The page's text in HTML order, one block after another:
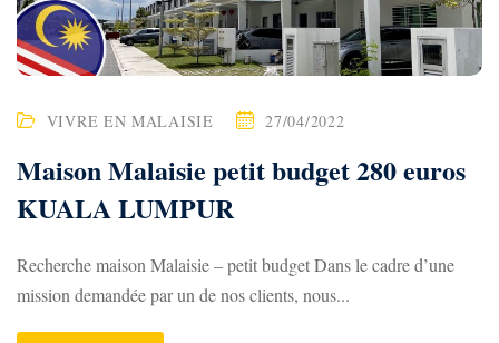
VIVRE EN MALAISIE 27/04/2022
Maison Malaisie petit budget 280 euros
KUALA LUMPUR
Recherche maison Malaisie – petit budget Dans le cadre d’une
mission demandée par un de nos clients, nous...